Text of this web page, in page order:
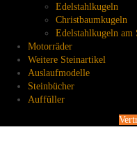
Edelstahlkugeln
Christbaumkugeln
Edelstahlkugeln am
Motorräder
Weitere Steinartikel
Auslaufmodelle
Steinbücher
Auffüller